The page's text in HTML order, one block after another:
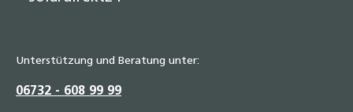
Unterstützung und Beratung unter:
06732 - 608 99 99